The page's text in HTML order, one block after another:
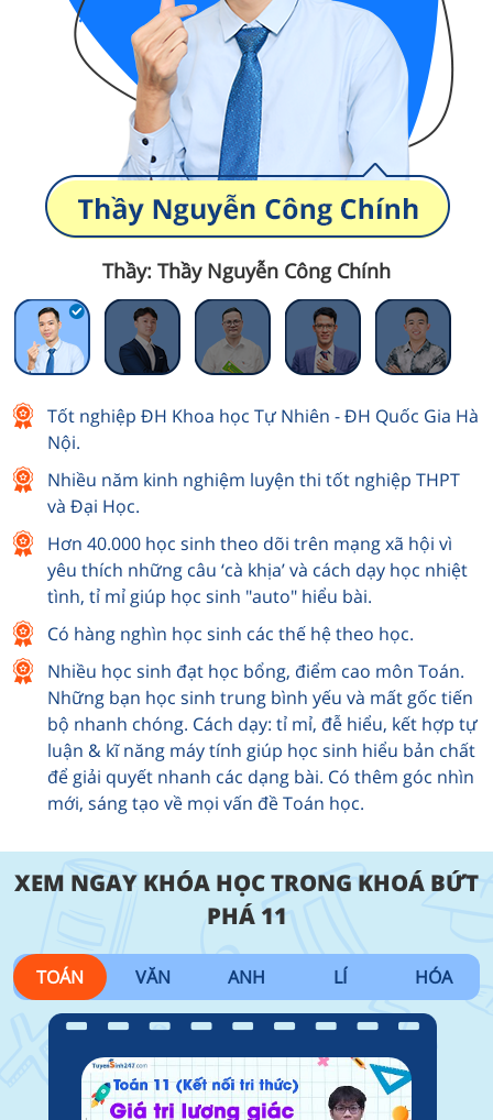
Thầy: Thầy Nguyễn Công Chính
Tốt nghiệp ĐH Khoa học Tự Nhiên - ĐH Quốc Gia Hà
Nội.
Nhiều năm kinh nghiệm luyện thi tốt nghiệp THPT
và Đại Học.
Hơn 40.000 học sinh theo dõi trên mạng xã hội vì
yêu thích những câu ‘cà khịa’ và cách dạy học nhiệt
tình, tỉ mỉ giúp học sinh "auto" hiểu bài.
Có hàng nghìn học sinh các thế hệ theo học.
Nhiều học sinh đạt học bổng, điểm cao môn Toán.
Những bạn học sinh trung bình yếu và mất gốc tiến
bộ nhanh chóng. Cách dạy: tỉ mỉ, đễ hiểu, kết hợp tự
luận & kĩ năng máy tính giúp học sinh hiểu bản chất
để giải quyết nhanh các dạng bài. Có thêm góc nhìn
mới, sáng tạo về mọi vấn đề Toán học.
XEM NGAY KHÓA HỌC TRONG KHOÁ BỨT
PHÁ 11
TOÁN VĂN ANH LÍ HÓA